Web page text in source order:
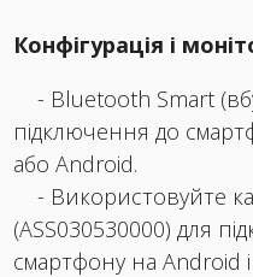
Конфігурація і
- Bluetooth Smart
підключення до
або Android.
- Використовуйте
(ASS030530000) для
смартфону на Android